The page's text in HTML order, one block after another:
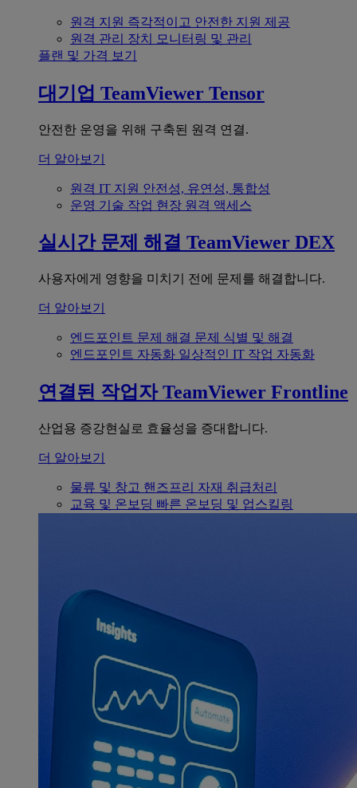
원격 지원 즉각적이고 안전한 지원 제공
원격 관리 장치 모니터링 및 관리
플랜 및 가격 보기
대기업 TeamViewer Tensor
안전한 운영을 위해 구축된 원격 연결.
더 알아보기
원격 IT 지원 안전성, 유연성, 통합성
운영 기술 작업 현장 원격 액세스
실시간 문제 해결 TeamViewer DEX
사용자에게 영향을 미치기 전에 문제를 해결합니다.
더 알아보기
엔드포인트 문제 해결 문제 식별 및 해결
엔드포인트 자동화 일상적인 IT 작업 자동화
연결된 작업자 TeamViewer Frontline
산업용 증강현실로 효율성을 증대합니다.
더 알아보기
물류 및 창고 핸즈프리 자재 취급처리
교육 및 온보딩 빠른 온보딩 및 업스킬링